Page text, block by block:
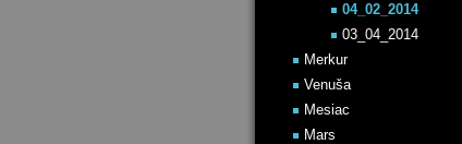
04_02_2014
03_04_2014
Merkur
Venuša
Mesiac
Mars